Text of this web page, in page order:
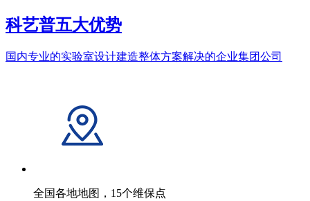
科艺普五大优势
国内专业的实验室设计建造整体方案解决的企业集团公司
全国各地地图，15个维保点